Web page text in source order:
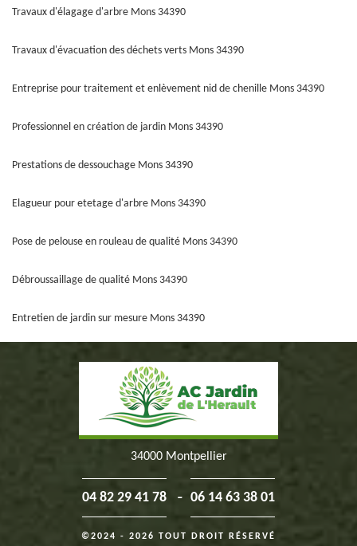
Travaux d'élagage d'arbre Mons 34390
Travaux d'évacuation des déchets verts Mons 34390
Entreprise pour traitement et enlèvement nid de chenille Mons 34390
Professionnel en création de jardin Mons 34390
Prestations de dessouchage Mons 34390
Elagueur pour etetage d'arbre Mons 34390
Pose de pelouse en rouleau de qualité Mons 34390
Débroussaillage de qualité Mons 34390
Entretien de jardin sur mesure Mons 34390
34000 Montpellier
04 82 29 41 78 - 06 14 63 38 01
©2024 - 2026 TOUT DROIT RÉSERVÉ